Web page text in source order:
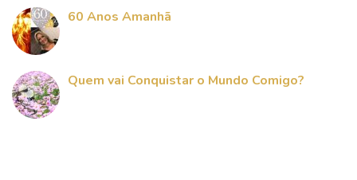
60 Anos Amanhã
Quem vai Conquistar o Mundo Comigo?